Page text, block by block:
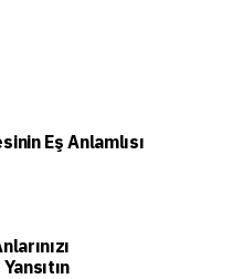
Eş Anlamlısı